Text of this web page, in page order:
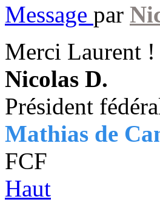
Message par
Merci Laurent !
Nicolas D.
Président
Mathias de
FCF
Haut